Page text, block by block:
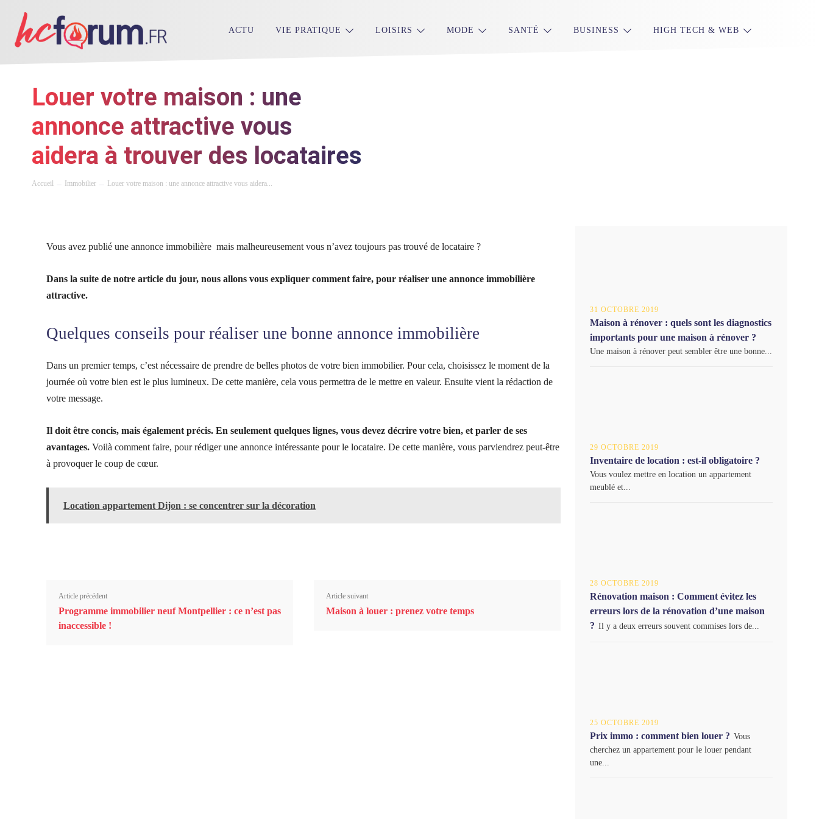
ACTU VIE PRATIQUE LOISIRS MODE SANTÉ BUSINESS HIGH TECH & WEB
Louer votre maison : une
annonce attractive vous
aidera à trouver des locataires
Accueil Immobilier Louer votre maison : une annonce attractive vous aidera...
Vous avez publié une annonce immobilière mais malheureusement vous n’avez toujours pas trouvé de locataire ?
Dans la suite de notre article du jour, nous allons vous expliquer comment faire, pour réaliser une annonce immobilière
attractive.
Quelques conseils pour réaliser une bonne annonce immobilière
Dans un premier temps, c’est nécessaire de prendre de belles photos de votre bien immobilier. Pour cela, choisissez le moment de la
journée où votre bien est le plus lumineux. De cette manière, cela vous permettra de le mettre en valeur. Ensuite vient la rédaction de
votre message.
Il doit être concis, mais également précis. En seulement quelques lignes, vous devez décrire votre bien, et parler de ses
avantages. Voilà comment faire, pour rédiger une annonce intéressante pour le locataire. De cette manière, vous parviendrez peut-être
à provoquer le coup de cœur.
Location appartement Dijon : se concentrer sur la décoration
Article précédent
Programme immobilier neuf Montpellier : ce n’est pas
inaccessible !
Article suivant
Maison à louer : prenez votre temps
31 OCTOBRE 2019
Maison à rénover : quels sont les diagnostics
importants pour une maison à rénover ?
Une maison à rénover peut sembler être une bonne...
29 OCTOBRE 2019
Inventaire de location : est-il obligatoire ?
Vous voulez mettre en location un appartement
meublé et...
28 OCTOBRE 2019
Rénovation maison : Comment évitez les
erreurs lors de la rénovation d’une maison
? Il y a deux erreurs souvent commises lors de...
25 OCTOBRE 2019
Prix immo : comment bien louer ? Vous
cherchez un appartement pour le louer pendant
une...